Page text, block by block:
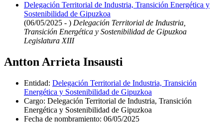
Delegación Territorial de Industria, Transición Energética y
Sostenibilidad de Gipuzkoa
(06/05/2025 - ) Delegación Territorial de Industria,
Transición Energética y Sostenibilidad de Gipuzkoa
Legislatura XIII
Antton Arrieta Insausti
Entidad: Delegación Territorial de Industria, Transición
Energética y Sostenibilidad de Gipuzkoa
Cargo: Delegación Territorial de Industria, Transición
Energética y Sostenibilidad de Gipuzkoa
Fecha de nombramiento: 06/05/2025